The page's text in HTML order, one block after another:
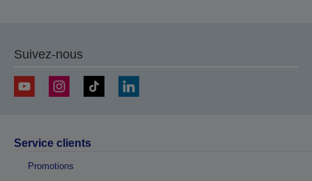
Suivez-nous
Service clients
Promotions